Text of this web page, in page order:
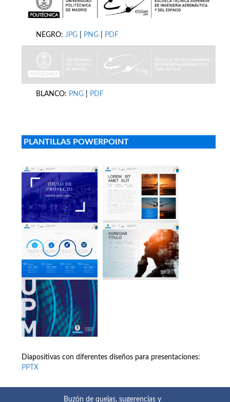
NEGRO: JPG PNG PDF
BLANCO: PNG PDF
PLANTILLAS POWERPOINT
Diapositivas con diferentes diseños para presentaciones:
PPTX
Buzón de quejas, sugerencias y